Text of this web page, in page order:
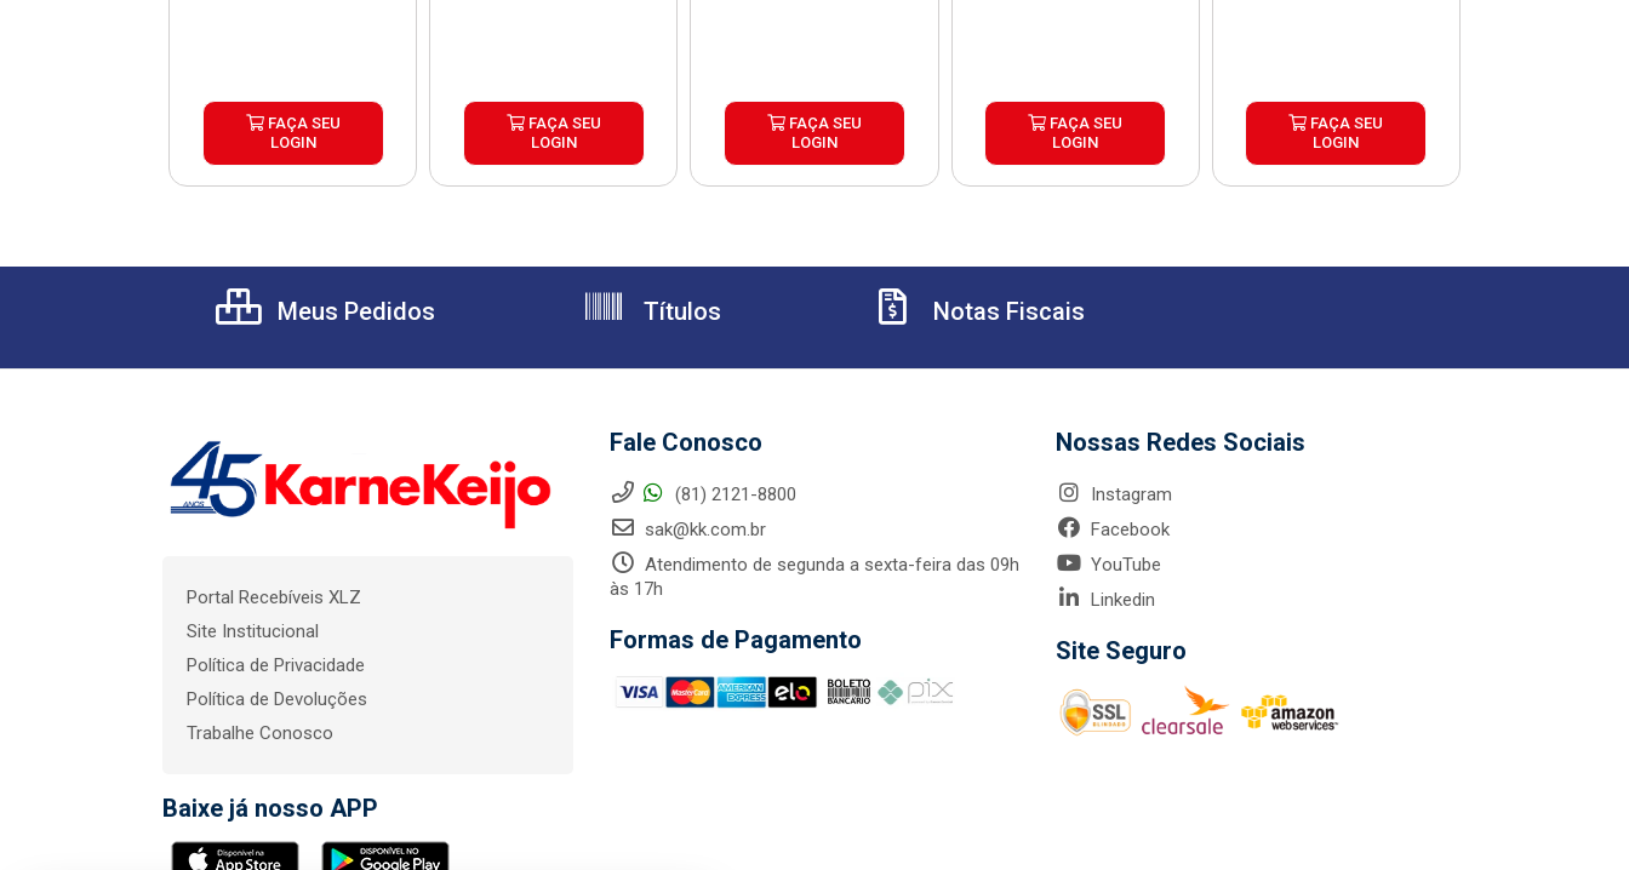
FAÇA SEU
LOGIN
FAÇA SEU
LOGIN
FAÇA SEU
LOGIN
FAÇA SEU
LOGIN
FAÇA SEU
LOGIN
Meus Pedidos Títulos Notas Fiscais
Portal Recebíveis XLZ
Site Institucional
Política de Privacidade
Política de Devoluções
Trabalhe Conosco
Baixe já nosso APP
Fale Conosco
(81) 2121-8800
sak@kk.com.br
Atendimento de segunda a sexta-feira das 09h
às 17h
Formas de Pagamento
Nossas Redes Sociais
Instagram
Facebook
YouTube
Linkedin
Site Seguro